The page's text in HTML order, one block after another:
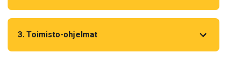
3. Toimisto-ohjelmat